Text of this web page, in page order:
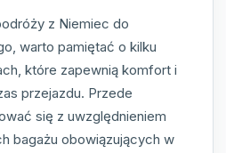
z Niemiec do
warto pamiętać o kilku
które zapewnią komfort i
przejazdu. Przede
się z uwzględnieniem
bagażu obowiązujących w